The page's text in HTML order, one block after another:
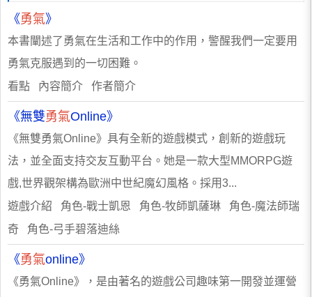
《勇氣》
本書闡述了勇氣在生活和工作中的作用，警醒我們一定要用
勇氣克服遇到的一切困難。
看點 內容簡介 作者簡介
《無雙勇氣Online》
《無雙勇氣Online》具有全新的遊戲模式，創新的遊戲玩
法，並全面支持交友互動平台。她是一款大型MMORPG遊
戲,世界觀架構為歐洲中世紀魔幻風格。採用3...
遊戲介紹 角色-戰士凱恩 角色-牧師凱薩琳 角色-魔法師瑞
奇 角色-弓手碧落迪絲
《勇氣online》
《勇氣Online》，是由著名的遊戲公司趣味第一開發並運營